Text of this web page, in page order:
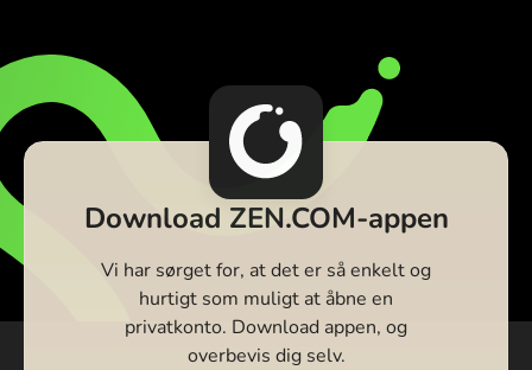
Download ZEN.COM-appen
Vi har sørget for, at det er så enkelt og
hurtigt som muligt at åbne en
privatkonto. Download appen, og
overbevis dig selv.